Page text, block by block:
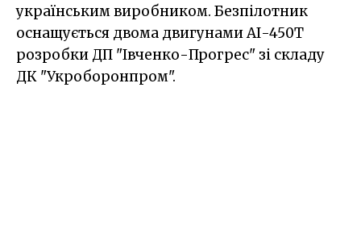
українським виробником. Безпілотник
оснащується двома двигунами АІ-450Т
розробки ДП "Івченко-Прогрес" зі складу
ДК "Укроборонпром".